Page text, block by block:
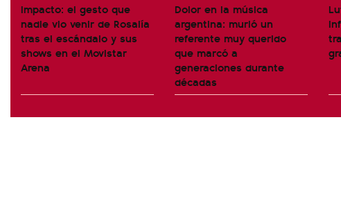
Impacto: el gesto que
nadie vio venir de Rosalía
tras el escándalo y sus
shows en el Movistar
Arena
Dolor en la música
argentina: murió un
referente muy querido
que marcó a
generaciones durante
décadas